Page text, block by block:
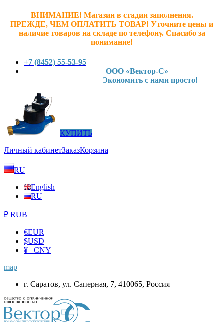
ВНИМАНИЕ! Магазин в стадии заполнения.
ПРЕЖДЕ, ЧЕМ ОПЛАТИТЬ ТОВАР! Уточните цены и
наличие товаров на складе по телефону. Спасибо за
понимание!
+7 (8452) 55-53-95
ООО «Вектор-С»
Экономить с нами просто!
КУПИТЬ
Личный кабинетЗаказКорзина
RU
English
RU
₽ RUB
€EUR
$USD
¥ CNY
map
г. Саратов, ул. Саперная, 7, 410065, Россия